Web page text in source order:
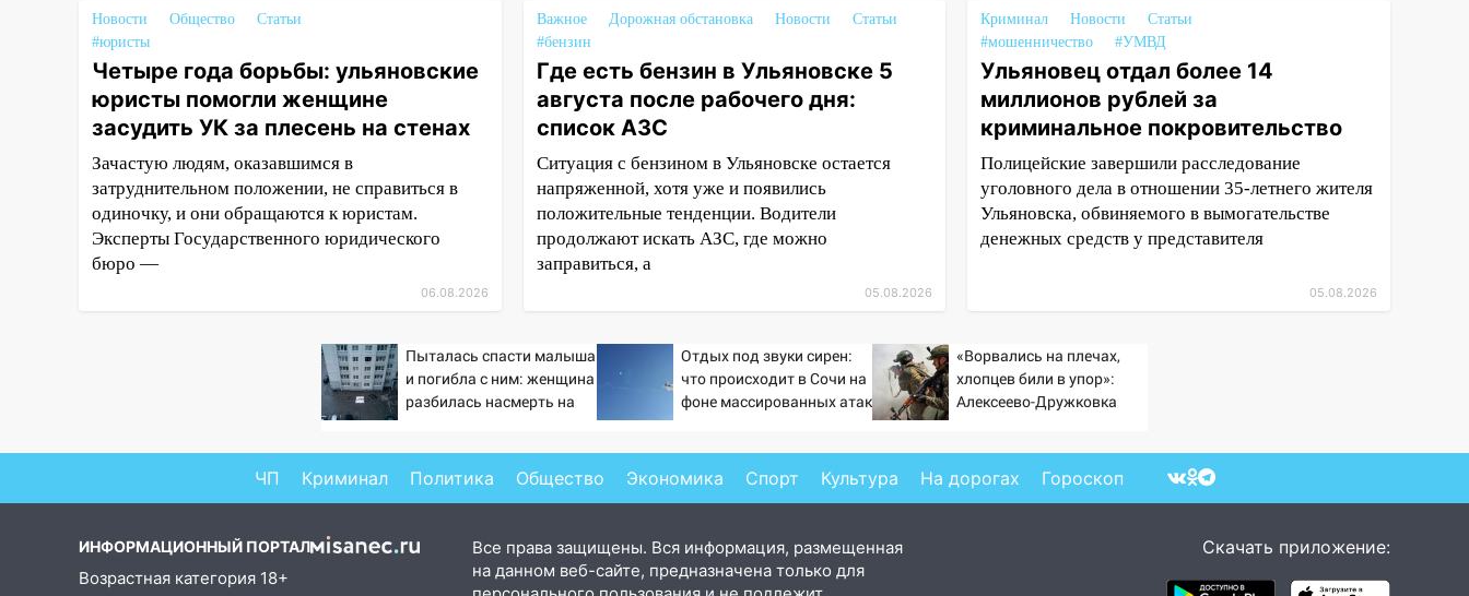
15:15
Проводил до квартиры и
ограбил: новый кавалер
женщины оказался
рецидивистом
14:26 В Ульяновске ограничат
14:23 67% ульяновцев готовы
передумать увольняться, если
им повысят зарплату
14:01
В Инзе произошел
В суде защитили
репутацию мужчины, которого
жестоком обращении с
животными
Новости Общество
Статьи
#юристы
Четыре года борьбы: ульяновские
юристы помогли женщине
засудить УК за плесень на стенах
Зачастую людям, оказавшимся в
затруднительном положении, не справиться в
одиночку, и они обращаются к юристам.
Эксперты Государственного юридического
бюро —
06.08.2026
Важное Дорожная обстановка Новости
Статьи
#бензин
Где есть бензин в Ульяновске 5
августа после рабочего дня:
список АЗС
Ситуация с бензином в Ульяновске остается
напряженной, хотя уже и появились
положительные тенденции. Водители
продолжают искать АЗС, где можно
заправиться, а
05.08.2026
Криминал Новости
Статьи
#мошенничество
#УМВД
Ульяновец отдал более 14
миллионов рублей за
криминальное покровительство
Полицейские завершили расследование
уголовного дела в отношении 35-летнего жителя
Ульяновска, обвиняемого в вымогательстве
денежных средств у представителя
05.08.2026
Пыталась спасти малыша
и погибла с ним: женщина
разбилась насмерть на
Отдых под звуки сирен:
что происходит в Сочи на
фоне массированных атак
«Ворвались на плечах,
хлопцев били в упор»:
Алексеево-Дружковка
ЧП Криминал Политика Общество Экономика Спорт Культура На дорогах Гороскоп
ИНФОРМАЦИОННЫЙ ПОРТАЛ
Возрастная категория 18+
Все права защищены. Вся информация, размещенная
на данном веб-сайте, предназначена только для
Скачать приложение: